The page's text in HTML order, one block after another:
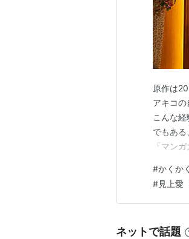
原作は
アキコの
こんな
でもあ
「マン
かけに
コは幼い
#かくか
#見上愛
ネットで話題